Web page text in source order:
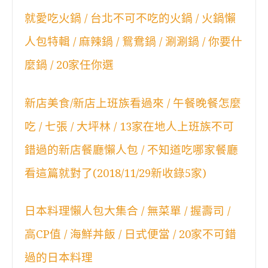
就愛吃火鍋 / 台北不可不吃的火鍋 / 火鍋懶
人包特輯 / 麻辣鍋 / 鴛鴦鍋 / 涮涮鍋 / 你要什
麼鍋 / 20家任你選
新店美食/新店上班族看過來 / 午餐晚餐怎麼
吃 / 七張 / 大坪林 / 13家在地人上班族不可
錯過的新店餐廳懶人包 / 不知道吃哪家餐廳
看這篇就對了(2018/11/29新收錄5家)
日本料理懶人包大集合 / 無菜單 / 握壽司 /
高CP值 / 海鮮丼飯 / 日式便當 / 20家不可錯
過的日本料理